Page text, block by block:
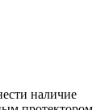
наличие